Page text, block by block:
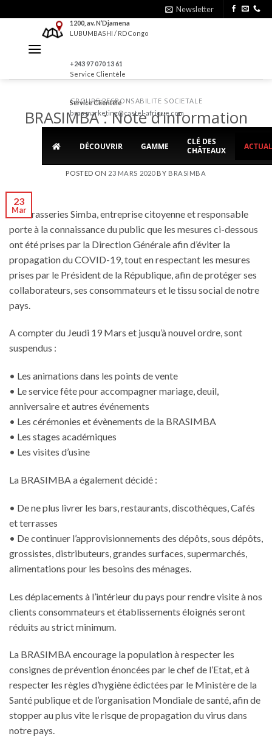
to
Newsletter
1200, av. N’Djamena
LUBUMBASHI / RDCongo
+243 97 070 13 61
Service Clientèle
Service Clientèle
bras.marketing@castel-afrique.com
DÉCOUVRIR GAMME
CLÉ DES
CHÂTEAUX
GROUPE,RESPONSABILITE SOCIETALE
BRASIMBA : Note d’information
POSTED ON 23 MARS 2020 BY BRASIMBA
23
Mar
Les Brasseries Simba, entreprise citoyenne et responsable
porte à la connaissance du public que les mesures ci-dessous
ont été prises par la Direction Générale afin d’éviter la
propagation du COVID-19, tout en respectant les mesures
prises par le Président de la République, afin de protéger ses
collaborateurs, ses consommateurs et le tissu social de notre
pays.
A compter du Jeudi 19 Mars et jusqu’à nouvel ordre, sont
suspendus :
• Les animations dans les points de vente
• Le service fête pour accompagner mariage, deuil,
anniversaire et autres événements
• Les cérémonies et évènements de la BRASIMBA
• Les stages académiques
• Les visites d’usine
La BRASIMBA a également décidé :
• De ne plus livrer les bars, restaurants, discothèques, Cafés
et terrasses
• De continuer l’approvisionnements des dépôts, sous dépôts,
grossistes, distributeurs, grandes surfaces, supermarchés,
alimentations pour les besoins des ménages.
Les déplacements à l’intérieur du pays pour rendre visite à nos
clients consommateurs et établissements éloignés seront
réduits au strict minimum.
La BRASIMBA encourage la population à respecter les
consignes de prévention énoncées par le chef de l’Etat, et à
respecter les règles d’hygiène édictées par le Ministère de la
Santé publique et de l’organisation Mondiale de santé, afin de
stopper au plus vite le risque de propagation du virus dans
notre pays.